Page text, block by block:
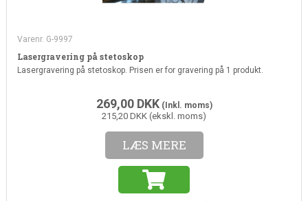
Varenr. G-9997
Lasergravering på stetoskop
Lasergravering på stetoskop. Prisen er for gravering på 1 produkt.
269,00 DKK(Inkl. moms)
215,20 DKK (ekskl. moms)
LÆS MERE